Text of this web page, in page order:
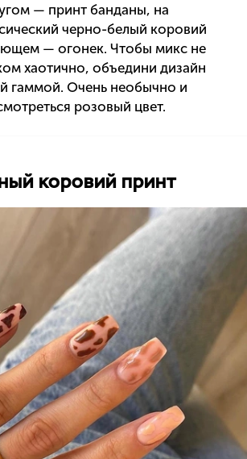
— принт банданы, на
черно-белый коровий
— огонек. Чтобы микс не
хаотично, объедини дизайн
гаммой. Очень необычно и
розовый цвет.
коровий принт